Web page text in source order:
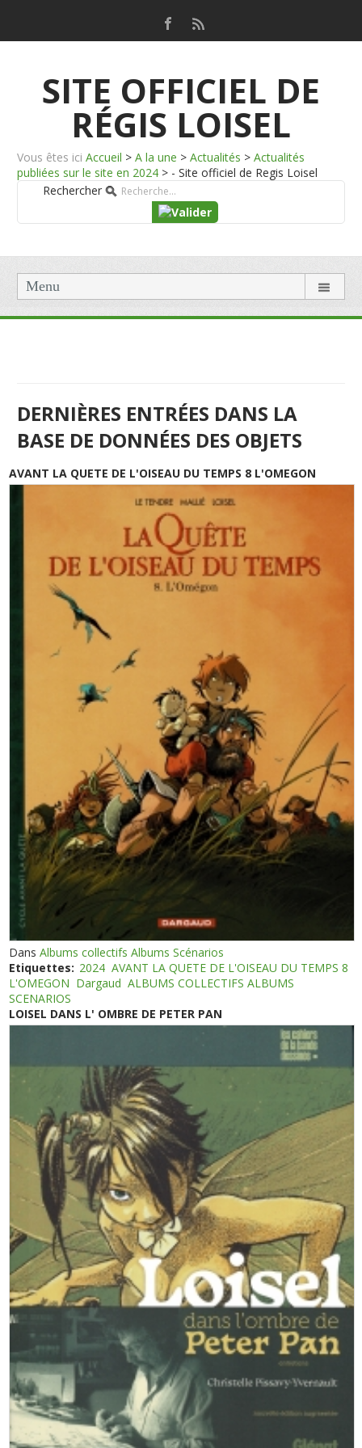
SITE OFFICIEL DE
RÉGIS LOISEL
Vous êtes ici Accueil > A la une > Actualités > Actualités
publiées sur le site en 2024 > - Site officiel de Regis Loisel
Rechercher
Menu
DERNIÈRES ENTRÉES DANS LA
BASE DE DONNÉES DES OBJETS
AVANT LA QUETE DE L'OISEAU DU TEMPS 8 L'OMEGON
DansAlbums collectifs Albums Scénarios
Etiquettes: 2024 AVANT LA QUETE DE L'OISEAU DU TEMPS 8
L'OMEGON Dargaud ALBUMS COLLECTIFS ALBUMS
SCENARIOS
LOISEL DANS L' OMBRE DE PETER PAN